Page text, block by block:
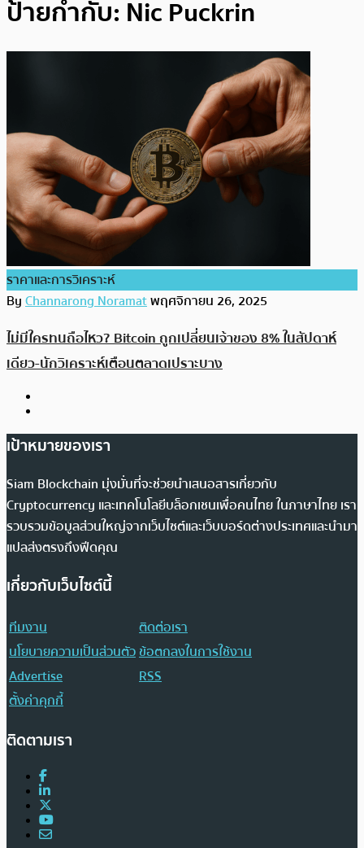
ป้ายกำกับ: Nic Puckrin
ราคาและการวิเคราะห์
ByChannarong Noramatพฤศจิกายน 26, 2025
ไม่มีใครทนถือไหว? Bitcoin ถูกเปลี่ยนเจ้าของ 8% ในสัปดาห์
เดียว-นักวิเคราะห์เตือนตลาดเปราะบาง
เป้าหมายของเรา
Siam Blockchain มุ่งมั่นที่จะช่วยนำเสนอสารเกี่ยวกับ
Cryptocurrency และเทคโนโลยีบล็อกเชนเพื่อคนไทย ในภาษาไทย เรา
รวบรวมข้อมูลส่วนใหญ่จากเว็บไซต์และเว็บบอร์ดต่างประเทศและนำมา
แปลส่งตรงถึงฟีดคุณ
เกี่ยวกับเว็บไซต์นี้
ทีมงาน
ติดต่อเรา
นโยบายความเป็นส่วนตัวข้อตกลงในการใช้งาน
Advertise
RSS
ตั้งค่าคุกกี้
ติดตามเรา